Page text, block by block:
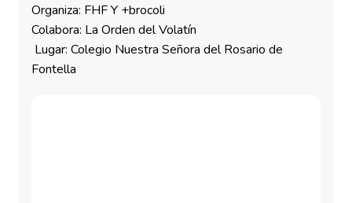
Organiza: FHF Y +brocoli
Colabora: La Orden del Volatín
Lugar: Colegio Nuestra Señora del Rosario de
Fontella